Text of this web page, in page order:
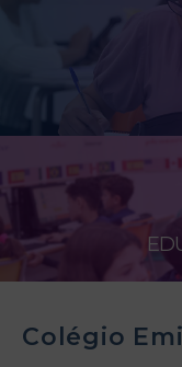
Colégio